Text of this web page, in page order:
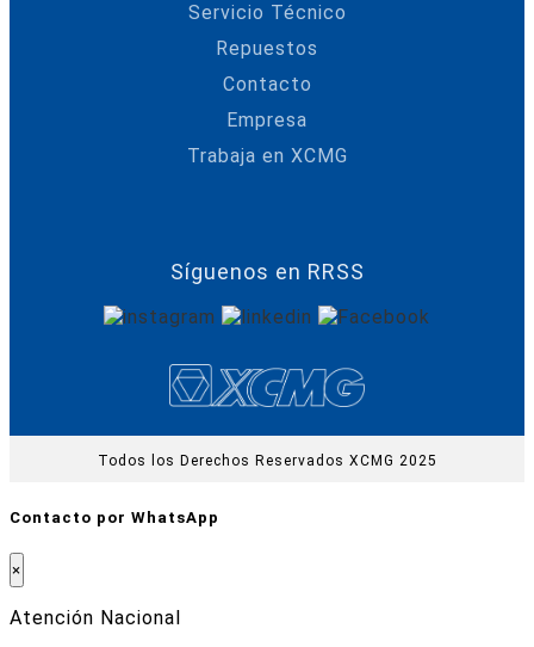
Servicio Técnico
Repuestos
Contacto
Empresa
Trabaja en XCMG
Síguenos en RRSS
Todos los Derechos Reservados XCMG 2025
Contacto por WhatsApp
×
Atención Nacional